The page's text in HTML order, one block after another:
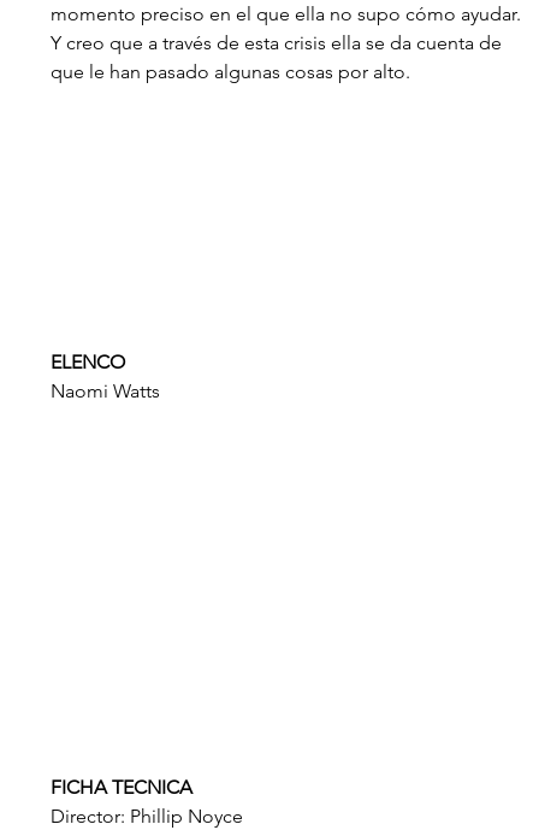
momento preciso en el que ella no supo cómo ayudar.
Y creo que a través de esta crisis ella se da cuenta de
que le han pasado algunas cosas por alto.
ELENCO
Naomi Watts
FICHA TECNICA
Director: Phillip Noyce